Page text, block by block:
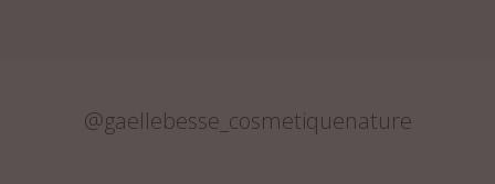
@gaellebesse_cosmetiquenature